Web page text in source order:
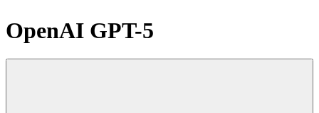
OpenAI GPT-5